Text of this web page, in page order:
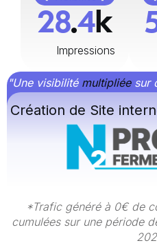
48.8k
Impressions
"Une visibilité multipliéesur
Création de Site
*Trafic généré à 0€ de
cumulées sur une période